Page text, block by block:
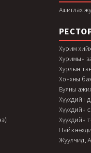
Ашиглах
Хурим
Хуримын
Хурлын
Хонхны
Буяны
Хүүхдийн
Хүүхдийн
Хүүхдийн
Найз
Жуулчид,